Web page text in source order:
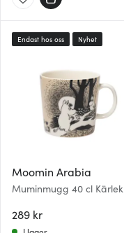
Moomin Arabia
Muminmugg 40 cl Kärlek
289 kr
Endast hos oss Nyhet